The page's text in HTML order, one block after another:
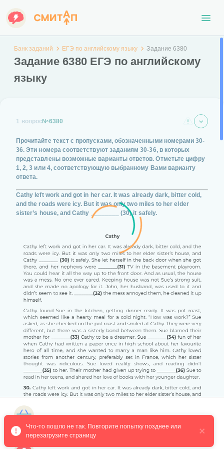
Банк заданий ЕГЭ по английскому языку Задание 6380
Задание 6380 ЕГЭ по английскому
языку
1 вопрос№6380
Прочитайте текст с пропусками, обозначенными номерами30-
36. Эти номера соответствуют заданиям30-36, в которых
представлены возможные варианты ответов. Отметьте цифру
1, 2, 3 или 4, соответствующую выбранному Вами варианту
ответа.
Cathy left work and got in her car. It was already dark, bitter cold,
and the roads were icy. But it was only two miles to her elder
sister’s house, and Cathy ________ (30)it safely.
arrived
reached
Что-то пошло не так. Повторите попытку позднее или
перезагрузите страницу